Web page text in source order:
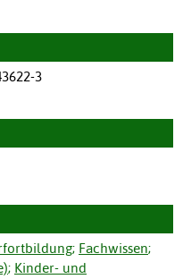
3
; Fachwissen;
; Kinder- und